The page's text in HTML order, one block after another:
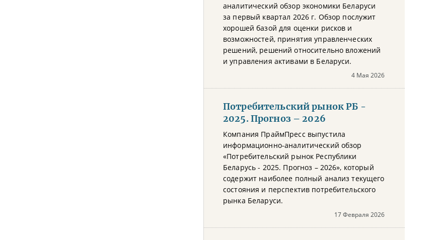
аналитический обзор экономики Беларуси
за первый квартал 2026 г. Обзор послужит
хорошей базой для оценки рисков и
возможностей, принятия управленческих
решений, решений относительно вложений
и управления активами в Беларуси.
4 Мая 2026
Потребительский рынок РБ -
2025. Прогноз – 2026
Компания ПраймПресс выпустила
информационно-аналитический обзор
«Потребительский рынок Республики
Беларусь - 2025. Прогноз – 2026», который
содержит наиболее полный анализ текущего
состояния и перспектив потребительского
рынка Беларуси.
17 Февраля 2026